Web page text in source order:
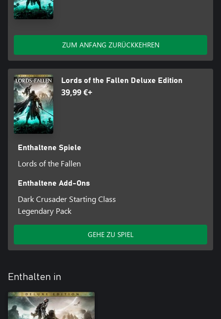
ZUM ANFANG ZURÜCKKEHREN
Lords of the Fallen Deluxe Edition
39,99 €+
Enthaltene Spiele
Lords of the Fallen
Enthaltene Add-Ons
Dark Crusader Starting Class
Legendary Pack
GEHE ZU SPIEL
Enthalten in